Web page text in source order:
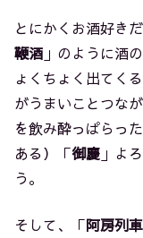
とにかくお酒好き
鞭酒 」のように酒
ょくちょく出てく
がうまいことつな
を飲み酔っぱらっ
ある）「御慶 」よ
う。
そして、「阿房列車